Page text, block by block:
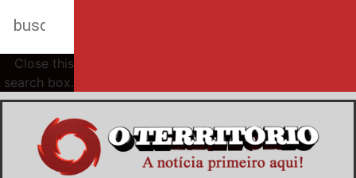
Close this
search box.